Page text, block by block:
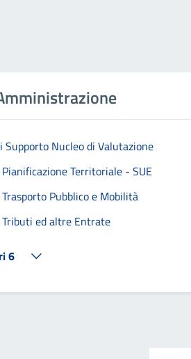
Supporto Nucleo di Valutazione
Territoriale - SUE
Pubblico e Mobilità
ed altre Entrate
6